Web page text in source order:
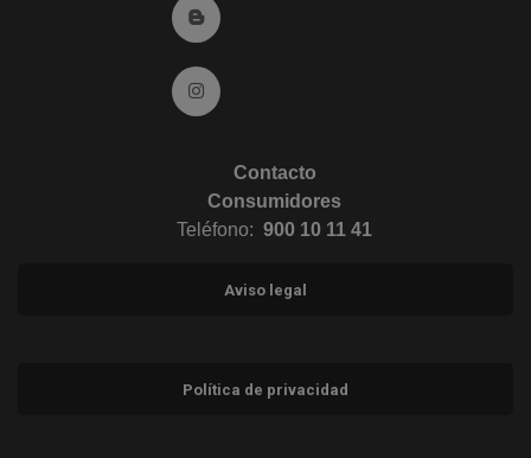
Ir al Blog (abre en ventana nueva)
Ir a Instagram (abre en ventana nueva)
Contacto
Consumidores
Teléfono: 900 10 11 41
Aviso legal
Política de privacidad